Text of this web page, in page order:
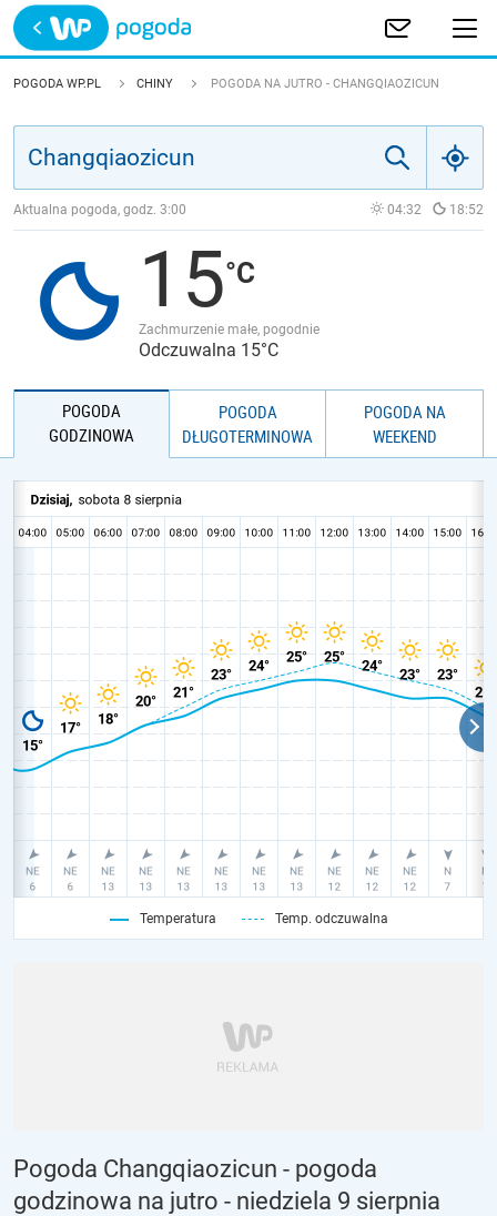
Trwa ładowanie
POLSKA
JAKOŚĆ POWIETRZA
POGODA WP.PL CHINY POGODA NA JUTRO - CHANGQIAOZICUN
Aktualna pogoda, godz. 3:00 04:32 18:52
15
Zachmurzenie małe, pogodnie
Odczuwalna 15°C
POGODA
GODZINOWA
POGODA
DŁUGOTERMINOWA
POGODA NA
WEEKEND
Temperatura Temp. odczuwalna
Pogoda Changqiaozicun - pogoda
godzinowa na jutro - niedziela 9 sierpnia